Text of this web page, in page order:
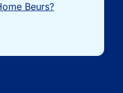
Beurs?